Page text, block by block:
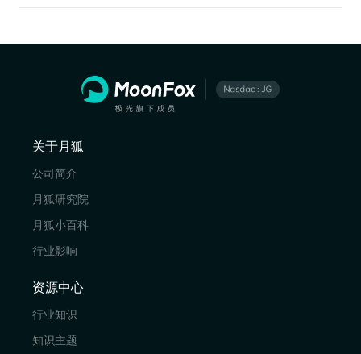
关于月狐
公司简介
月狐研究院
月狐小百科
行业影响
资源中心
行业知识
知识主题